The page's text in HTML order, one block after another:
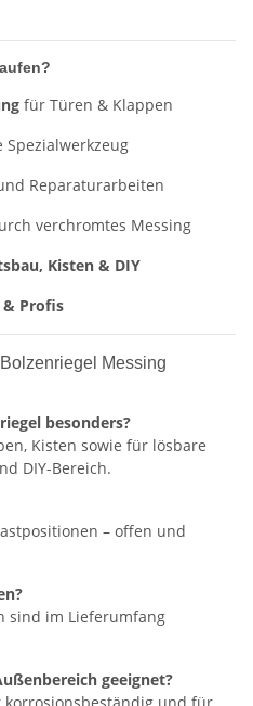
für Türen & Klappen
Spezialwerkzeug
Reparaturarbeiten
verchromtes Messing
Kisten & DIY
& Profis
Messing
besonders?
Kisten sowie für lösbare
DIY-Bereich.
– offen und
sind im Lieferumfang
geeignet?